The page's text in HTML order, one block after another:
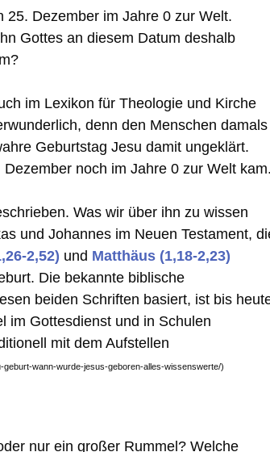
Dezember im Jahre 0 zur Welt.
Gottes an diesem Datum deshalb
im Lexikon für Theologie und Kirche
denn den Menschen damals
Geburtstag Jesu damit ungeklärt.
noch im Jahre 0 zur Welt
Was wir über ihn zu wissen
und Johannes im Neuen Testament,
2,52) und Matthäus (1,18-2,23)
Die bekannte biblische
beiden Schriften basiert, ist bis
im Gottesdienst und in Schulen
mit dem Aufstellen
wann-wurde-jesus-geboren-alles-wissenswerte/)
nur ein großer Rummel? Welche